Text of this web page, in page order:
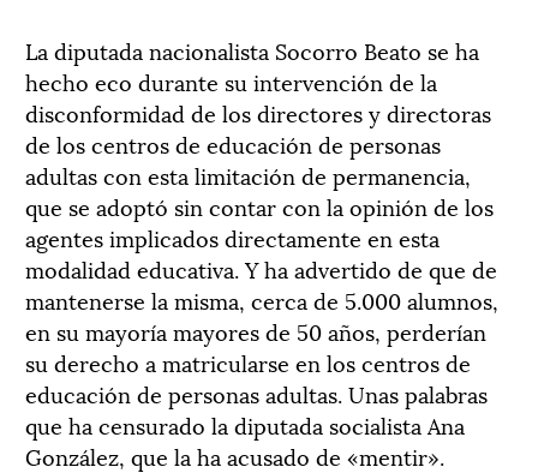
La diputada nacionalista Socorro Beato se ha
hecho eco durante su intervención de la
disconformidad de los directores y directoras
de los centros de educación de personas
adultas con esta limitación de permanencia,
que se adoptó sin contar con la opinión de los
agentes implicados directamente en esta
modalidad educativa. Y ha advertido de que de
mantenerse la misma, cerca de 5.000 alumnos,
en su mayoría mayores de 50 años, perderían
su derecho a matricularse en los centros de
educación de personas adultas. Unas palabras
que ha censurado la diputada socialista Ana
González, que la ha acusado de «mentir».